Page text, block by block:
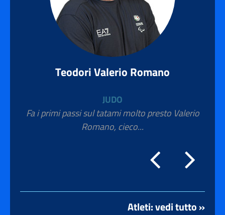
Teodori Valerio Romano
JUDO
Fa i primi passi sul tatami molto presto Valerio
Romano, cieco...
Atleti: vedi tutto »